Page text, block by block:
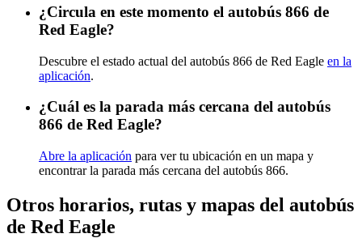
¿Circula en este momento el autobús 866 de
Red Eagle?
Descubre el estado actual del autobús 866 de Red Eagle en la
aplicación.
¿Cuál es la parada más cercana del autobús
866 de Red Eagle?
Abre la aplicación para ver tu ubicación en un mapa y
encontrar la parada más cercana del autobús 866.
Otros horarios, rutas y mapas del autobús
de Red Eagle